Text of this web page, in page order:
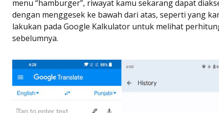
menu “hamburger”, riwayat kamu sekarang dapat
dengan menggesek ke bawah dari atas, seperti yang
lakukan pada Google Kalkulator untuk melihat
sebelumnya.